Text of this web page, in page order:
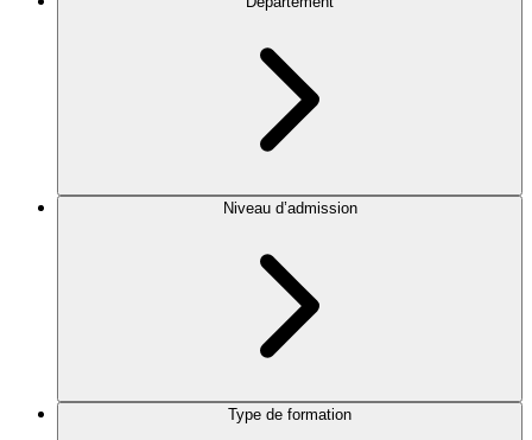
Niveau d’admission
Type de formation